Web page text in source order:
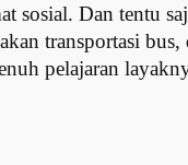
sosial. Dan tentu
transportasi
pelajaran